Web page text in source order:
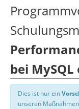
bei
Dies ist nur ein
unseren